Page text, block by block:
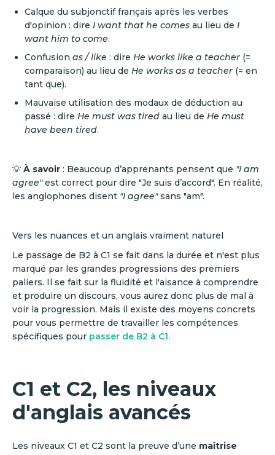
Calque du subjonctif français après les verbes
d'opinion : dire I want that he comes au lieu de I
want him to come.
Confusion as / like : dire He works like a teacher (=
comparaison) au lieu de He works as a teacher (= en
tant que).
Mauvaise utilisation des modaux de déduction au
passé : dire He must was tired au lieu de He must
have been tired.
💡 À savoir : Beaucoup d’apprenants pensent que "I am
agree"est correct pour dire "Je suis d’accord". En réalité,
les anglophones disent "I agree"sans "am".
Vers les nuances et un anglais vraiment naturel
Le passage de B2 à C1 se fait dans la durée et n'est plus
marqué par les grandes progressions des premiers
paliers. Il se fait sur la fluidité et l'aisance à comprendre
et produire un discours, vous aurez donc plus de mal à
voir la progression. Mais il existe des moyens concrets
pour vous permettre de travailler les compétences
spécifiques pour passer de B2 à C1.
C1 et C2, les niveaux
d'anglais avancés
Les niveaux C1 et C2 sont la preuve d’une maîtrise